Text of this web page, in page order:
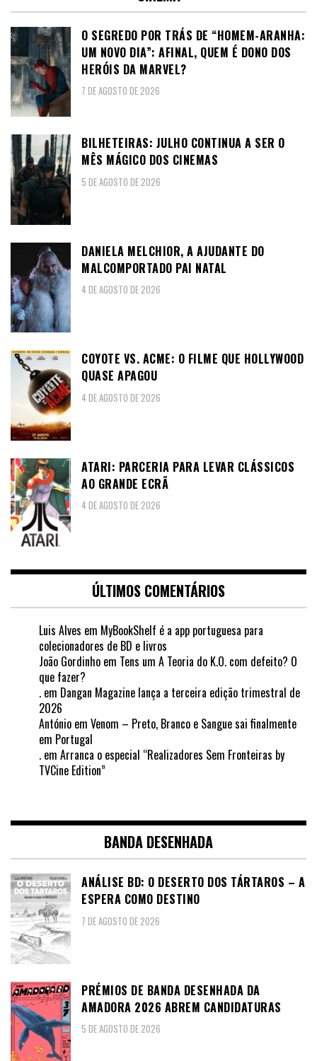
O SEGREDO POR TRÁS DE “HOMEM-ARANHA:
UM NOVO DIA”: AFINAL, QUEM É DONO DOS
HERÓIS DA MARVEL?
7 DE AGOSTO DE 2026
BILHETEIRAS: JULHO CONTINUA A SER O
MÊS MÁGICO DOS CINEMAS
5 DE AGOSTO DE 2026
DANIELA MELCHIOR, A AJUDANTE DO
MALCOMPORTADO PAI NATAL
4 DE AGOSTO DE 2026
COYOTE VS. ACME: O FILME QUE HOLLYWOOD
QUASE APAGOU
4 DE AGOSTO DE 2026
ATARI: PARCERIA PARA LEVAR CLÁSSICOS
AO GRANDE ECRÃ
4 DE AGOSTO DE 2026
ÚLTIMOS COMENTÁRIOS
Luis Alves em MyBookShelf é a app portuguesa para
colecionadores de BD e livros
João Gordinho em Tens um A Teoria do K.O. com defeito? O
que fazer?
. em Dangan Magazine lança a terceira edição trimestral de
2026
António em Venom – Preto, Branco e Sangue sai finalmente
em Portugal
. em Arranca o especial “Realizadores Sem Fronteiras by
TVCine Edition”
BANDA DESENHADA
ANÁLISE BD: O DESERTO DOS TÁRTAROS – A
ESPERA COMO DESTINO
7 DE AGOSTO DE 2026
PRÉMIOS DE BANDA DESENHADA DA
AMADORA 2026 ABREM CANDIDATURAS
5 DE AGOSTO DE 2026